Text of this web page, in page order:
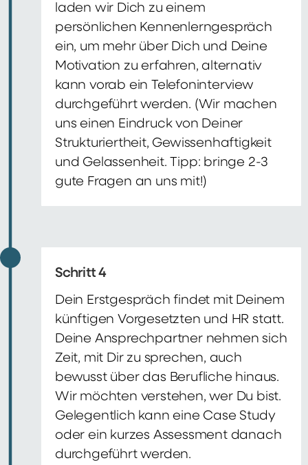
laden wir Dich zu einem
persönlichen Kennenlerngespräch
ein, um mehr über Dich und Deine
Motivation zu erfahren, alternativ
kann vorab ein Telefoninterview
durchgeführt werden. (Wir machen
uns einen Eindruck von Deiner
Strukturiertheit, Gewissenhaftigkeit
und Gelassenheit. Tipp: bringe 2-3
gute Fragen an uns mit!)
Schritt 4
Dein Erstgespräch findet mit Deinem
künftigen Vorgesetzten und HR statt.
Deine Ansprechpartner nehmen sich
Zeit, mit Dir zu sprechen, auch
bewusst über das Berufliche hinaus.
Wir möchten verstehen, wer Du bist.
Gelegentlich kann eine Case Study
oder ein kurzes Assessment danach
durchgeführt werden.